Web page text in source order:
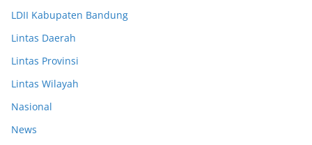
LDII Kabupaten Bandung
Lintas Daerah
Lintas Provinsi
Lintas Wilayah
Nasional
News